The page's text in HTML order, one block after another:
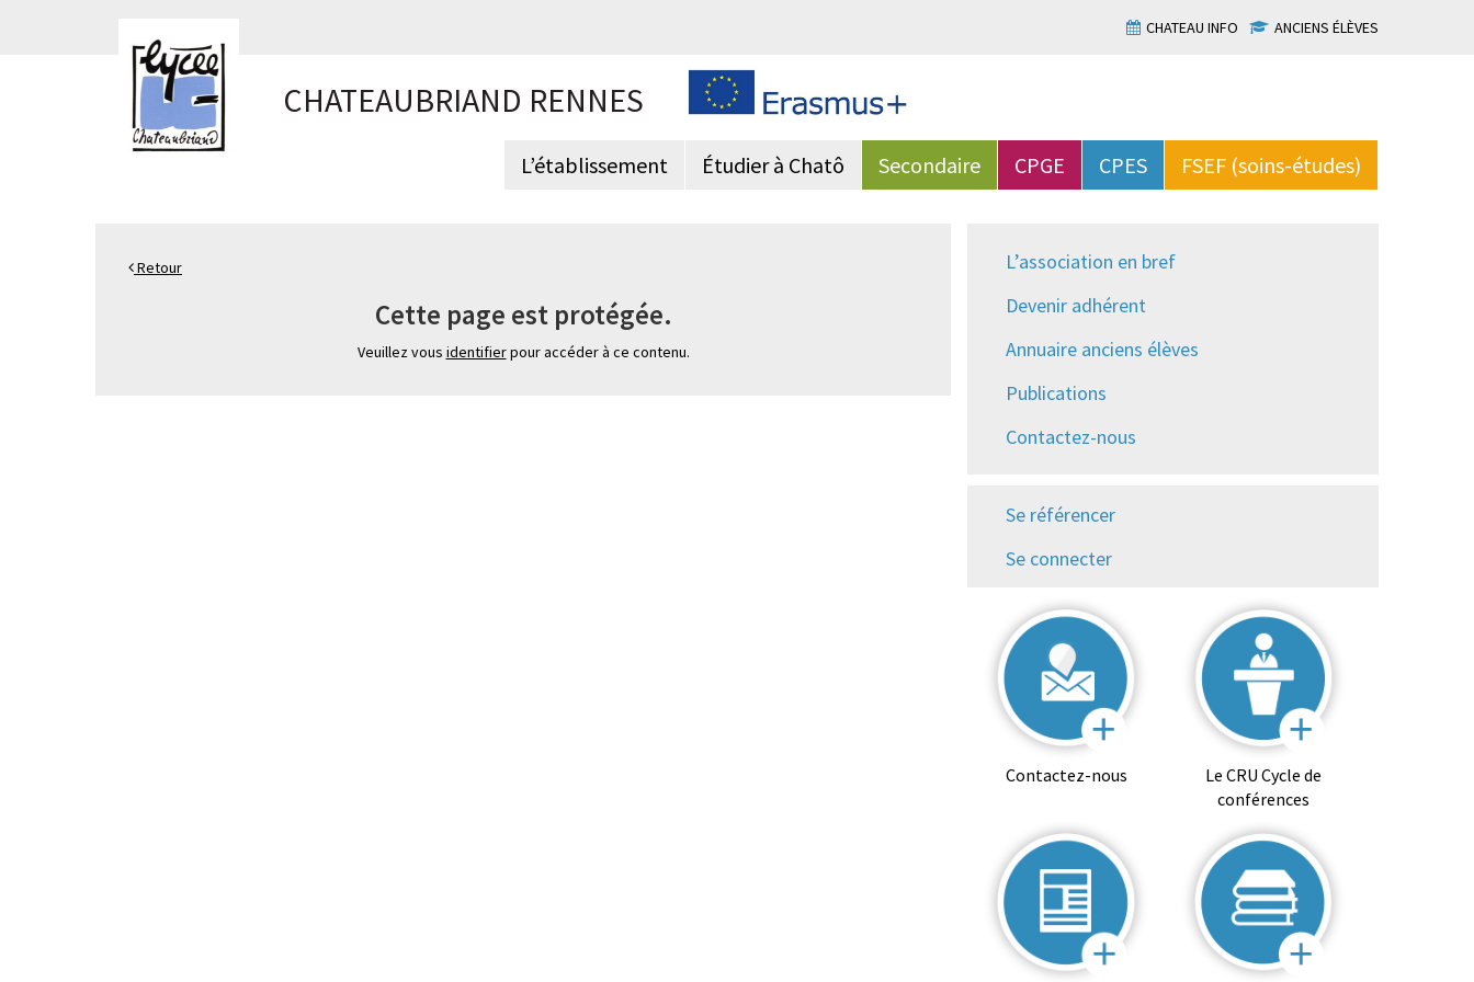
CHATEAU INFO ANCIENS ÉLÈVES
CHATEAUBRIAND RENNES
L’établissement Étudier à Chatô Secondaire CPGE CPES FSEF (soins-études)
Retour
Cette page est protégée.
Veuillez vous identifierpour accéder à ce contenu.
L’association en bref
Devenir adhérent
Annuaire anciens élèves
Publications
Contactez-nous
Se référencer
Se connecter
Contactez-nous
Le CRU Cycle de
conférences